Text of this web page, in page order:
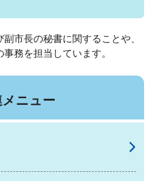
市長の秘書に関することや、
務を担当しています。
メニュー